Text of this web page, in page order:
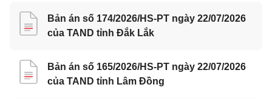
Bản án số 174/2026/HS-PT ngày 22/07/2026
của TAND tỉnh Đắk Lắk
Bản án số 165/2026/HS-PT ngày 22/07/2026
của TAND tỉnh Lâm Đồng